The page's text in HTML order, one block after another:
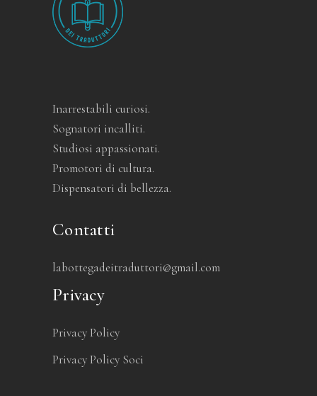
Inarrestabili curiosi.
Sognatori incalliti.
Studiosi appassionati.
Promotori di cultura.
Dispensatori di bellezza.
Contatti
labottegadeitraduttori@gmail.com
Privacy
Privacy Policy
Privacy Policy Soci